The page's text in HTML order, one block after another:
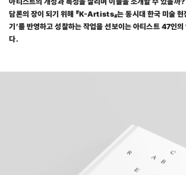
담론의 장이 되기 위해 『K-Artists』는 동시대 한국 미술 현
기’를 반영하고 성찰하는 작업을 선보이는 아티스트 47인
다.